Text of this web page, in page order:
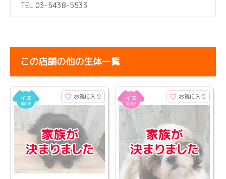
TEL 03-5438-5533
この店舗の他の生体一覧
お気に入り お気に入り